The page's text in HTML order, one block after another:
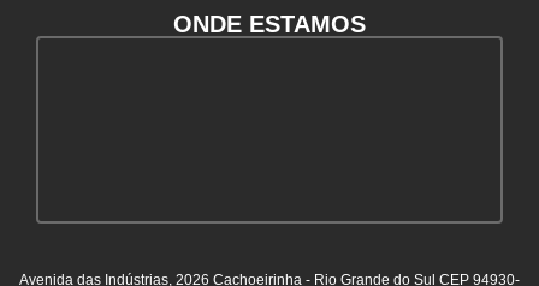
ONDE ESTAMOS
Avenida das Indústrias, 2026 Cachoeirinha - Rio Grande do Sul CEP 94930-